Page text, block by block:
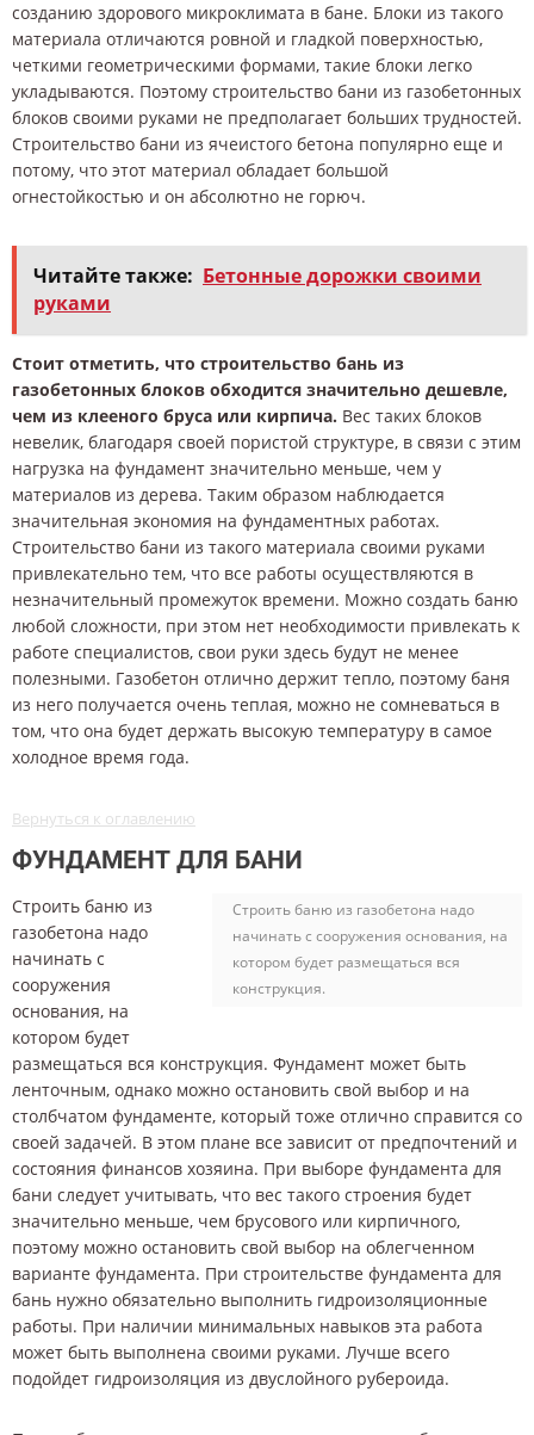
созданию здорового микроклимата в бане. Блоки из такого
материала отличаются ровной и гладкой поверхностью,
четкими геометрическими формами, такие блоки легко
укладываются. Поэтому строительство бани из газобетонных
блоков своими руками не предполагает больших трудностей.
Строительство бани из ячеистого бетона популярно еще и
потому, что этот материал обладает большой
огнестойкостью и он абсолютно не горюч.
Читайте также: Бетонные дорожки своими
руками
Стоит отметить, что строительство бань из
газобетонных блоков обходится значительно дешевле,
чем из клееного бруса или кирпича. Вес таких блоков
невелик, благодаря своей пористой структуре, в связи с этим
нагрузка на фундамент значительно меньше, чем у
материалов из дерева. Таким образом наблюдается
значительная экономия на фундаментных работах.
Строительство бани из такого материала своими руками
привлекательно тем, что все работы осуществляются в
незначительный промежуток времени. Можно создать баню
любой сложности, при этом нет необходимости привлекать к
работе специалистов, свои руки здесь будут не менее
полезными. Газобетон отлично держит тепло, поэтому баня
из него получается очень теплая, можно не сомневаться в
том, что она будет держать высокую температуру в самое
холодное время года.
Вернуться к оглавлению
ФУНДАМЕНТ ДЛЯ БАНИ
Строить баню из газобетона надо
начинать с сооружения основания, на
котором будет размещаться вся
конструкция.
Строить баню из
газобетона надо
начинать с
сооружения
основания, на
котором будет
размещаться вся конструкция. Фундамент может быть
ленточным, однако можно остановить свой выбор и на
столбчатом фундаменте, который тоже отлично справится со
своей задачей. В этом плане все зависит от предпочтений и
состояния финансов хозяина. При выборе фундамента для
бани следует учитывать, что вес такого строения будет
значительно меньше, чем брусового или кирпичного,
поэтому можно остановить свой выбор на облегченном
варианте фундамента. При строительстве фундамента для
бань нужно обязательно выполнить гидроизоляционные
работы. При наличии минимальных навыков эта работа
может быть выполнена своими руками. Лучше всего
подойдет гидроизоляция из двуслойного рубероида.